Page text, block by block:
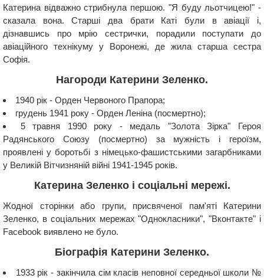
Катерина відважно стрибнула першою. "Я буду льотчицею!" -
сказала вона. Старші два брати Каті були в авіації і,
дізнавшись про мрію сестрички, порадили поступати до
авіаційного технікуму у Воронежі, де жила старша сестра
Софія.
Нагороди Катерини Зеленко.
1940 рік - Орден Червоного Прапора;
грудень 1941 року - Орден Леніна (посмертно);
5 травня 1990 року - медаль "Золота Зірка" Героя
Радянського Союзу (посмертно) за мужність і героїзм,
проявлені у боротьбі з німецько-фашистськими загарбниками
у Великій Вітчизняній війні 1941-1945 років.
Катерина Зеленко і соціальні мережі.
Жодної сторінки або групи, присвяченої пам'яті Катерини
Зеленко, в соціальних мережах "Однокласники", "Вконтакте" і
Facebook виявлено не було.
Біографія Катерини Зеленко.
1933 рік - закінчила сім класів неповної середньої школи №